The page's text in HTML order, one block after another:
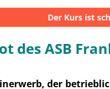
Der Kurs ist
des ASB
der